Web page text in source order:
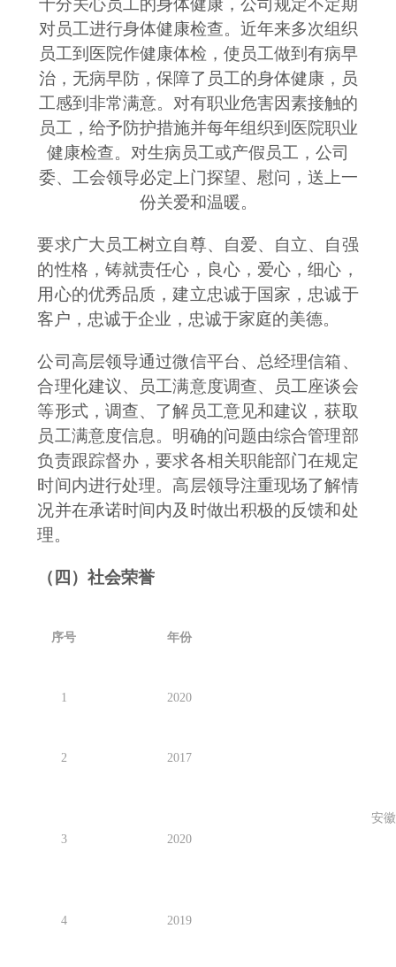
对员工进行身体健康检查。近年来多次组织
员工到医院作健康体检，使员工做到有病早
治，无病早防，保障了员工的身体健康，员
工感到非常满意。对有职业危害因素接触的
员工，给予防护措施并每年组织到医院职业
健康检查。对生病员工或产假员工，公司
委、工会领导必定上门探望、慰问，送上一
份关爱和温暖。
要求广大员工树立自尊、自爱、自立、自强
的性格，铸就责任心，良心，爱心，细心，
用心的优秀品质，建立忠诚于国家，忠诚于
客户，忠诚于企业，忠诚于家庭的美德。
公司高层领导通过微信平台、 总经理信箱、
合理化建议、员工满意度调查、员工座谈会
等形式，调查、了解员工意见和建议，获取
员工满意度信息。明确的问题由综合管理部
负责跟踪督办，要求各相关职能部门在规定
时间内进行处理。高层领导注重现场了解情
况并在承诺时间内及时做出积极的反馈和处
理。
（四）社会荣誉
序号 年份
1 2020
2 2017
3 2020
安
4 2019